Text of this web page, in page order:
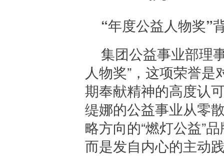
“年度公益人物奖”
集团公益事业部理
人物奖”，这项荣誉
期奉献精神的高度认
缇娜的公益事业从零
略方向的“燃灯公益”
而是发自内心的主动